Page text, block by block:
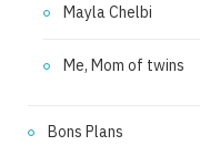
Mayla Chelbi
Me, Mom of twins
Bons Plans